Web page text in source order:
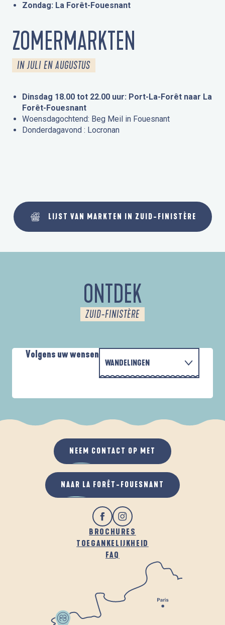
Zondag: La Forêt-Fouesnant
ZOMERMARKTEN
IN JULI EN AUGUSTUS
Dinsdag 18.00 tot 22.00 uur: Port-La-Forêt naar La
Forêt-Fouesnant
Woensdagochtend: Beg Meil in Fouesnant
Donderdagavond : Locronan
LIJST VAN MARKTEN IN ZUID-FINISTÈRE
ONTDEK
ZUID-FINISTÈRE
Volgens uw wensen
WANDELINGEN
ALS HET REGENT
IN DE FRISSE LUCHT
PARCOURS D'INTERPRÉTATION DE L'ANSE
BROCHURES
TOEGANKELIJKHEID
FAQ
NEEM CONTACT OP MET
NAAR LA FORÊT-FOUESNANT